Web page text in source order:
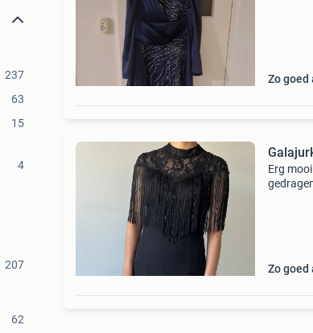
237
63
15
4
207
62
Zo goed
Erg
Zo goed